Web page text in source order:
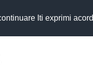
Iti exprimi